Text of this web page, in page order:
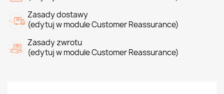
Zasady dostawy
(edytuj w module Customer Reassurance)
Zasady zwrotu
(edytuj w module Customer Reassurance)